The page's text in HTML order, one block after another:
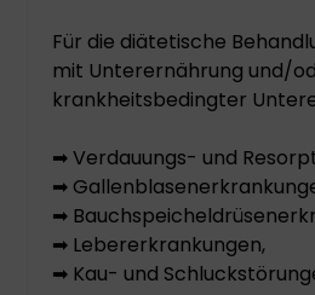
Für die diätetische
mit Unterernährung und/
krankheitsbedingter
➡ Verdauungs- und
➡
➡
➡ Lebererkrankungen,
➡ Kau- und